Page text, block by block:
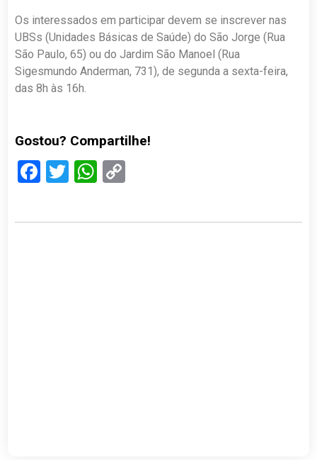
Os interessados em participar devem se inscrever nas
UBSs (Unidades Básicas de Saúde) do São Jorge (Rua
São Paulo, 65) ou do Jardim São Manoel (Rua
Sigesmundo Anderman, 731), de segunda a sexta-feira,
das 8h às 16h.
Gostou? Compartilhe!
Facebook
TwitterWhatsApp